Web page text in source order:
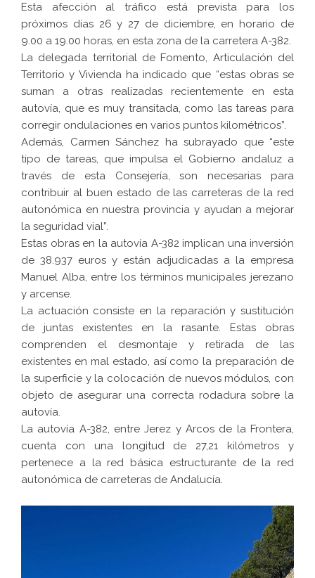
Esta afección al tráfico está prevista para los
próximos días 26 y 27 de diciembre, en horario de
9.00 a 19.00 horas, en esta zona de la carretera A-382.
La delegada territorial de Fomento, Articulación del
Territorio y Vivienda ha indicado que “estas obras se
suman a otras realizadas recientemente en esta
autovía, que es muy transitada, como las tareas para
corregir ondulaciones en varios puntos kilométricos”.
Además, Carmen Sánchez ha subrayado que “este
tipo de tareas, que impulsa el Gobierno andaluz a
través de esta Consejería, son necesarias para
contribuir al buen estado de las carreteras de la red
autonómica en nuestra provincia y ayudan a mejorar
la seguridad vial”.
Estas obras en la autovía A-382 implican una inversión
de 38.937 euros y están adjudicadas a la empresa
Manuel Alba, entre los términos municipales jerezano
y arcense.
La actuación consiste en la reparación y sustitución
de juntas existentes en la rasante. Estas obras
comprenden el desmontaje y retirada de las
existentes en mal estado, así como la preparación de
la superficie y la colocación de nuevos módulos, con
objeto de asegurar una correcta rodadura sobre la
autovía.
La autovía A-382, entre Jerez y Arcos de la Frontera,
cuenta con una longitud de 27,21 kilómetros y
pertenece a la red básica estructurante de la red
autonómica de carreteras de Andalucía.